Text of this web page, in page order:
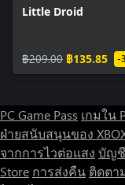
Little Droid
฿209.00 ฿135.85 -
PC Game Pass เกมใน
ฝ่ายสนับสนุนของ
จากการไวต่อแสง บัญชี
Store การส่งคืน ติดตา